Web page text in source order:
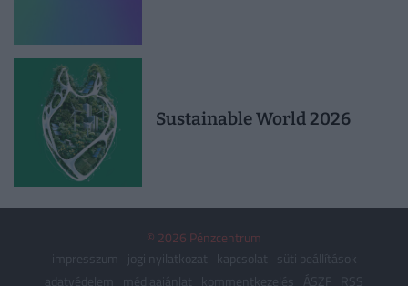
Sustainable World 2026
© 2026 Pénzcentrum
impresszum
jogi nyilatkozat kapcsolat
süti beállítások
adatvédelem
médiaajánlat kommentkezelés ÁSZF RSS